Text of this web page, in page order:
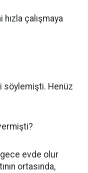
çalışmaya
söylemişti. Henüz
gece evde olur
ortasında,